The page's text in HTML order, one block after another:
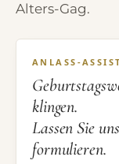
Alters-Gag.
ANLASS-
klingen.
Lassen Sie
formulieren.